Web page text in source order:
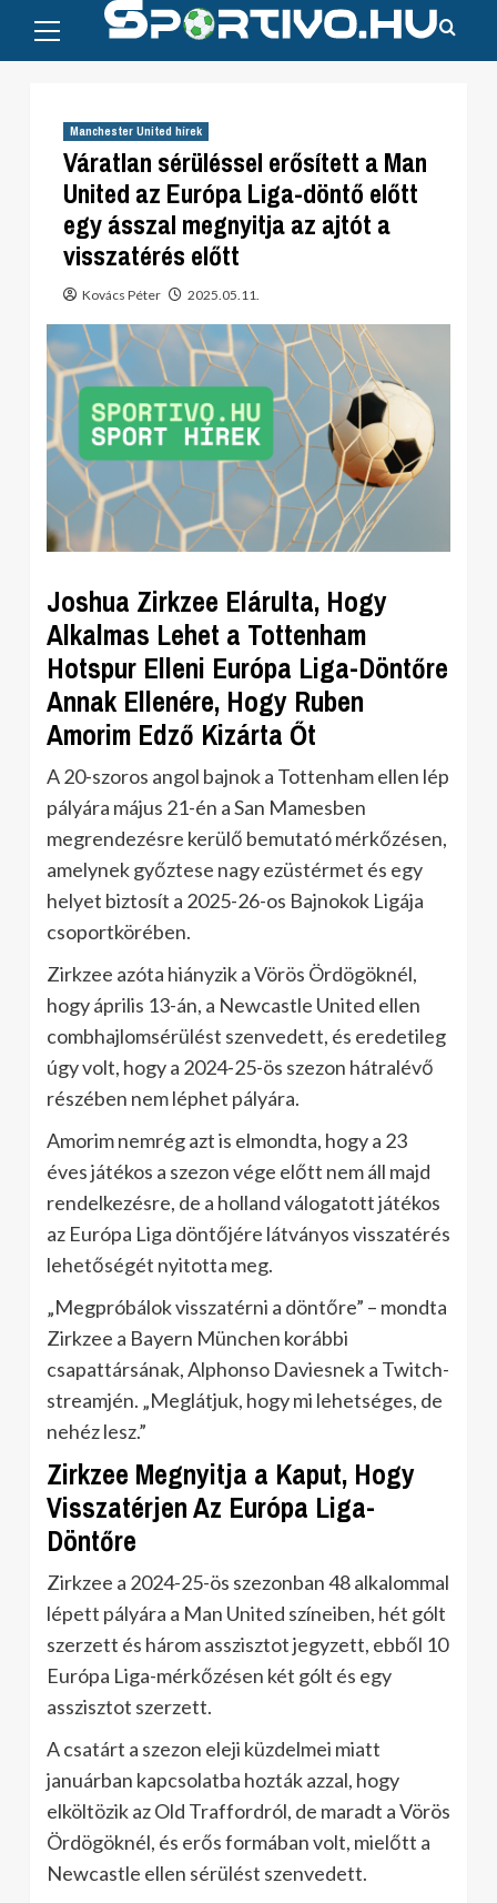
content
Menu
Manchester United hírek
Váratlan sérüléssel erősített a Man
United az Európa Liga-döntő előtt
egy ásszal megnyitja az ajtót a
visszatérés előtt
Kovács Péter 2025.05.11.
Joshua Zirkzee Elárulta, Hogy
Alkalmas Lehet a Tottenham
Hotspur Elleni Európa Liga-Döntőre
Annak Ellenére, Hogy Ruben
Amorim Edző Kizárta Őt
A 20-szoros angol bajnok a Tottenham ellen lép
pályára május 21-én a San Mamesben
megrendezésre kerülő bemutató mérkőzésen,
amelynek győztese nagy ezüstérmet és egy
helyet biztosít a 2025-26-os Bajnokok Ligája
csoportkörében.
Zirkzee azóta hiányzik a Vörös Ördögöknél,
hogy április 13-án, a Newcastle United ellen
combhajlomsérülést szenvedett, és eredetileg
úgy volt, hogy a 2024-25-ös szezon hátralévő
részében nem léphet pályára.
Amorim nemrég azt is elmondta, hogy a 23
éves játékos a szezon vége előtt nem áll majd
rendelkezésre, de a holland válogatott játékos
az Európa Liga döntőjére látványos visszatérés
lehetőségét nyitotta meg.
„Megpróbálok visszatérni a döntőre” – mondta
Zirkzee a Bayern München korábbi
csapattársának, Alphonso Daviesnek a Twitch-
streamjén. „Meglátjuk, hogy mi lehetséges, de
nehéz lesz.”
Zirkzee Megnyitja a Kaput, Hogy
Visszatérjen Az Európa Liga-
Döntőre
Zirkzee a 2024-25-ös szezonban 48 alkalommal
lépett pályára a Man United színeiben, hét gólt
szerzett és három asszisztot jegyzett, ebből 10
Európa Liga-mérkőzésen két gólt és egy
asszisztot szerzett.
A csatárt a szezon eleji küzdelmei miatt
januárban kapcsolatba hozták azzal, hogy
elköltözik az Old Traffordról, de maradt a Vörös
Ördögöknél, és erős formában volt, mielőtt a
Newcastle ellen sérülést szenvedett.